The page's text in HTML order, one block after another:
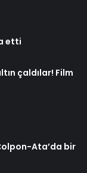
etti
çaldılar! Film
Ata’da bir